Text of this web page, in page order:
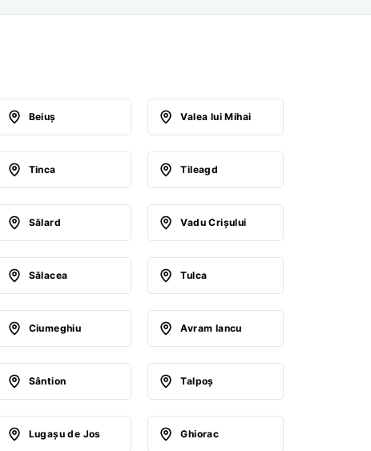
Beiuş Valea lui Mihai
Tinca Tileagd
Sălard Vadu Crişului
Sălacea Tulca
Ciumeghiu Avram Iancu
Sântion Talpoş
Lugaşu de Jos Ghiorac